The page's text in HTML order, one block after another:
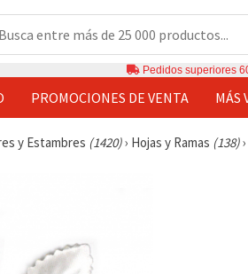
Pedidos superiores
PROMOCIONES DE VENTA MÁS
y Estambres (1420)› Hojas y Ramas (138)›